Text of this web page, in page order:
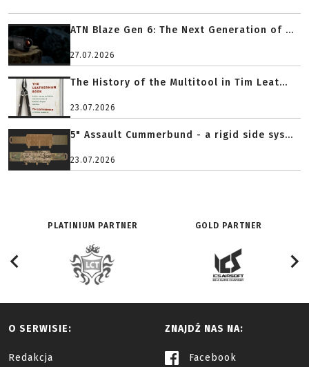
ATN Blaze Gen 6: The Next Generation of ...
27.07.2026
The History of the Multitool in Tim Leat...
23.07.2026
5" Assault Cummerbund - a rigid side sys...
23.07.2026
PLATINIUM PARTNER GOLD PARTNER
O SERWISIE:
Redakcja
ZNAJDŹ NAS NA:
Facebook